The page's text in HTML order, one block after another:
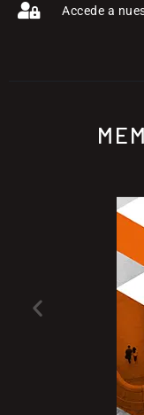
Accede a